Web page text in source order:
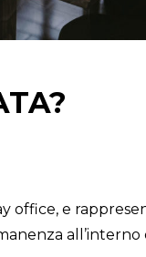
office, e